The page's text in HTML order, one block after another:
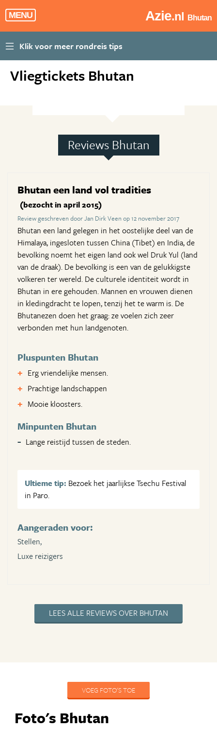
MENU Azie.nl Bhutan
Vliegtickets Bhutan
Reviews Bhutan
Bhutan een land vol tradities
(bezocht in april 2015)
Review geschreven door Jan Dirk Veen op 12 november 2017
Bhutan een land gelegen in het oostelijke deel van de
Himalaya, ingesloten tussen China (Tibet) en India, de
bevolking noemt het eigen land ook wel Druk Yul (land
van de draak). De bevolking is een van de gelukkigste
volkeren ter wereld. De culturele identiteit wordt in
Bhutan in ere gehouden. Mannen en vrouwen dienen
in kledingdracht te lopen, tenzij het te warm is. De
Bhutanezen doen het graag: ze voelen zich zeer
verbonden met hun landgenoten.
Pluspunten Bhutan
Erg vriendelijke mensen.
Prachtige landschappen
Mooie kloosters.
Minpunten Bhutan
Lange reistijd tussen de steden.
Ultieme tip: Bezoek het jaarlijkse Tsechu Festival
in Paro.
Aangeraden voor:
Stellen,
Luxe reizigers
LEES ALLE REVIEWS OVER BHUTAN
VOEG FOTO'S TOE
Foto's Bhutan